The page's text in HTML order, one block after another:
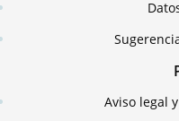
Aviso legal